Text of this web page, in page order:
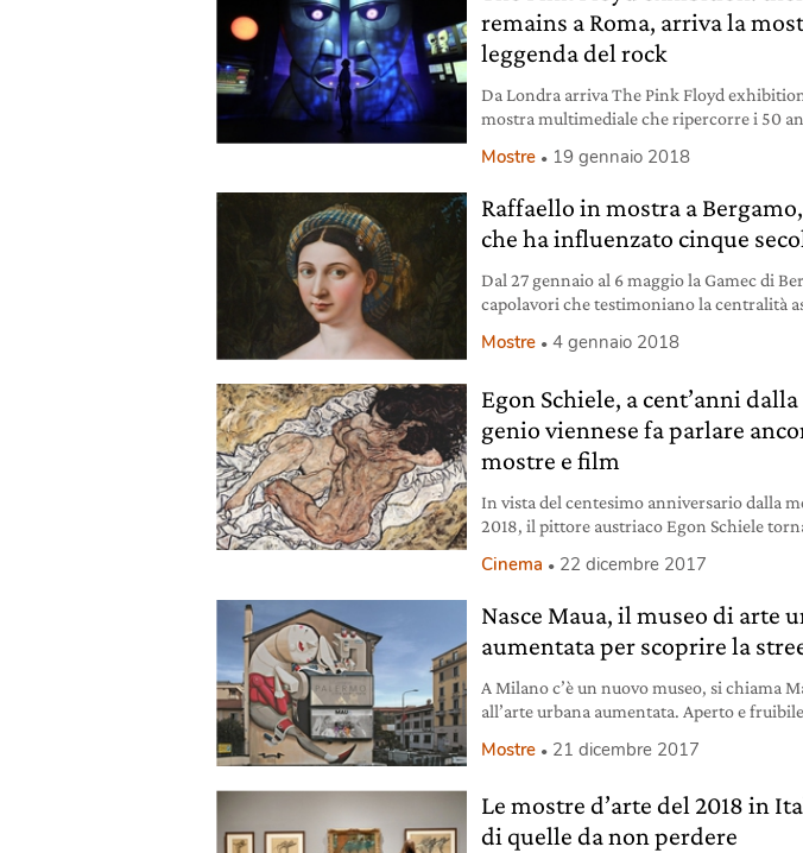
remains a Roma, arriva la
leggenda del rock
Da Londra arriva The Pink Floyd
mostra multimediale che ripercorre i 50
Mostre 19 gennaio 2018
Raffaello in mostra a
che ha influenzato cinque
Dal 27 gennaio al 6 maggio la Gamec di
capolavori che testimoniano la centralità
Mostre 4 gennaio 2018
Egon Schiele, a cent’anni
genio viennese fa parlare
mostre e film
In vista del centesimo anniversario dalla
2018, il pittore austriaco Egon Schiele
manifesti della metro.
Cinema 22 dicembre 2017
Nasce Maua, il museo di arte
aumentata per scoprire la
A Milano c’è un nuovo museo, si chiama
all’arte urbana aumentata. Aperto e
come l’animazione digitale e la fotografia.
Mostre 21 dicembre 2017
Le mostre d’arte del 2018 in
di quelle da non perdere